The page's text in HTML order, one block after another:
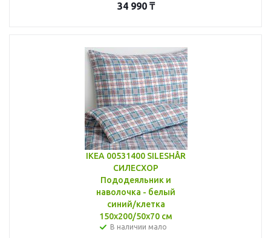
34 990₸
IKEA 00531400 SILESHÅR
СИЛЕСХОР
Пододеяльник и
наволочка - белый
синий/клетка
150x200/50x70 см
В наличии мало